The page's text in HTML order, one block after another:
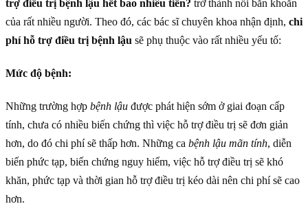
trợ điều trị bệnh lậu hết bao nhiêu tiền? trở thành nỗi băn khoăn
của rất nhiều người. Theo đó, các bác sĩ chuyên khoa nhận định, chi
phí hỗ trợ điều trị bệnh lậu sẽ phụ thuộc vào rất nhiều yếu tố:
Mức độ bệnh:
Những trường hợp bệnh lậu được phát hiện sớm ở giai đoạn cấp
tính, chưa có nhiều biến chứng thì việc hỗ trợ điều trị sẽ đơn giản
hơn, do đó chi phí sẽ thấp hơn. Những ca bệnh lậu mãn tính, diễn
biến phức tạp, biến chứng nguy hiểm, việc hỗ trợ điều trị sẽ khó
khăn, phức tạp và thời gian hỗ trợ điều trị kéo dài nên chi phí sẽ cao
hơn.